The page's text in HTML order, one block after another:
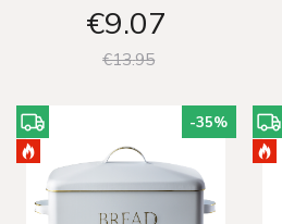
€9 07
€1395
-35%